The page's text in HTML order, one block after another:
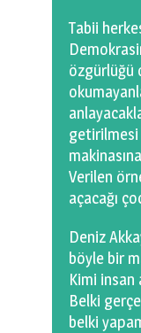
Tabii
özgürlüğü
Verilen
açacağı
Deniz
böyle bir
Kimi insan
Belki
belki